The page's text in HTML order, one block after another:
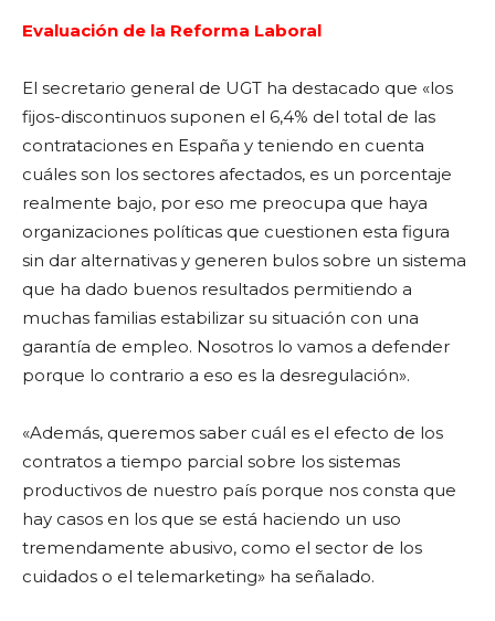
Evaluación de la Reforma Laboral
El secretario general de UGT ha destacado que «los
fijos-discontinuos suponen el 6,4% del total de las
contrataciones en España y teniendo en cuenta
cuáles son los sectores afectados, es un porcentaje
realmente bajo, por eso me preocupa que haya
organizaciones políticas que cuestionen esta figura
sin dar alternativas y generen bulos sobre un sistema
que ha dado buenos resultados permitiendo a
muchas familias estabilizar su situación con una
garantía de empleo. Nosotros lo vamos a defender
porque lo contrario a eso es la desregulación».
«Además, queremos saber cuál es el efecto de los
contratos a tiempo parcial sobre los sistemas
productivos de nuestro país porque nos consta que
hay casos en los que se está haciendo un uso
tremendamente abusivo, como el sector de los
cuidados o el telemarketing» ha señalado.